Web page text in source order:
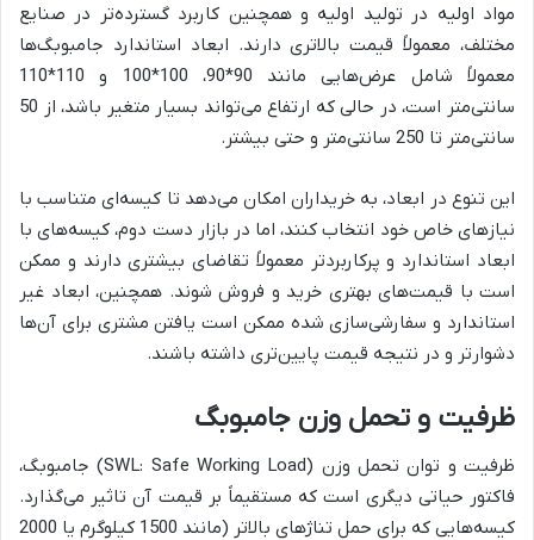
مواد اولیه در تولید اولیه و همچنین کاربرد گسترده‌تر در صنایع
مختلف، معمولاً قیمت بالاتری دارند. ابعاد استاندارد جامبوبگ‌ها
معمولاً شامل عرض‌هایی مانند 90*90، 100*100 و 110*110
سانتی‌متر است، در حالی که ارتفاع می‌تواند بسیار متغیر باشد، از 50
سانتی‌متر تا 250 سانتی‌متر و حتی بیشتر.
این تنوع در ابعاد، به خریداران امکان می‌دهد تا کیسه‌ای متناسب با
نیازهای خاص خود انتخاب کنند، اما در بازار دست دوم، کیسه‌های با
ابعاد استاندارد و پرکاربردتر معمولاً تقاضای بیشتری دارند و ممکن
است با قیمت‌های بهتری خرید و فروش شوند. همچنین، ابعاد غیر
استاندارد و سفارشی‌سازی شده ممکن است یافتن مشتری برای آن‌ها
دشوارتر و در نتیجه قیمت پایین‌تری داشته باشند.
ظرفیت و تحمل وزن جامبوبگ
ظرفیت و توان تحمل وزن (SWL: Safe Working Load) جامبوبگ،
فاکتور حیاتی دیگری است که مستقیماً بر قیمت آن تاثیر می‌گذارد.
کیسه‌هایی که برای حمل تناژهای بالاتر (مانند 1500 کیلوگرم یا 2000